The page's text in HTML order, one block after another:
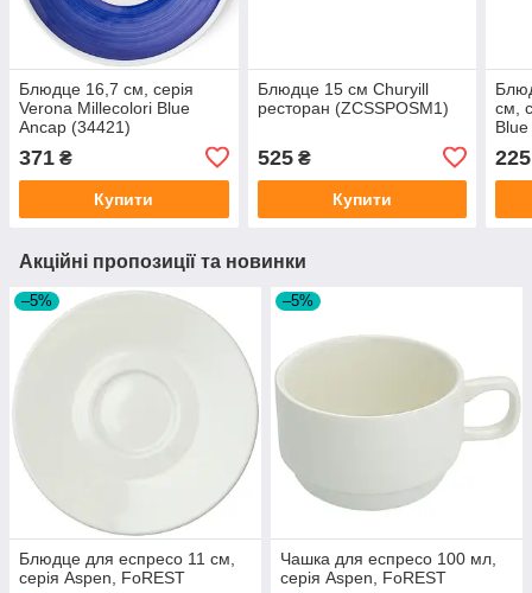
Блюдце 16,7 см, серія
Verona Millecolori Blue
Ancap (34421)
371 ₴
Купити
Блюдце 15 см Churyill
ресторан (ZCSSPOSM1)
525₴
Купити
см,
225
Акційні пропозиції та новинки
–5%
Блюдце для еспресо 11 см,
серія Aspen, FoREST
–5%
Чашка для еспресо 100 мл,
серія Aspen, FoREST